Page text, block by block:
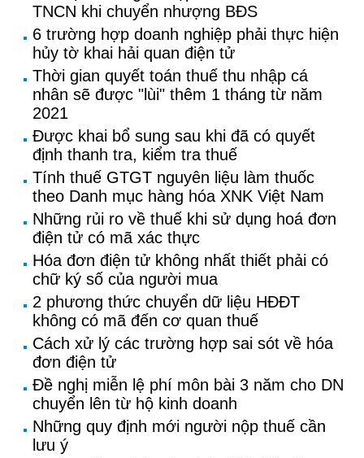
TNCN khi chuyển nhượng BĐS
6 trường hợp doanh nghiệp phải thực hiện
hủy tờ khai hải quan điện tử
Thời gian quyết toán thuế thu nhập cá
nhân sẽ được "lùi" thêm 1 tháng từ năm
2021
Được khai bổ sung sau khi đã có quyết
định thanh tra, kiểm tra thuế
Tính thuế GTGT nguyên liệu làm thuốc
theo Danh mục hàng hóa XNK Việt Nam
Những rủi ro về thuế khi sử dụng hoá đơn
điện tử có mã xác thực
Hóa đơn điện tử không nhất thiết phải có
chữ ký số của người mua
2 phương thức chuyển dữ liệu HĐĐT
không có mã đến cơ quan thuế
Cách xử lý các trường hợp sai sót về hóa
đơn điện tử
Đề nghị miễn lệ phí môn bài 3 năm cho DN
chuyển lên từ hộ kinh doanh
Những quy định mới người nộp thuế cần
lưu ý